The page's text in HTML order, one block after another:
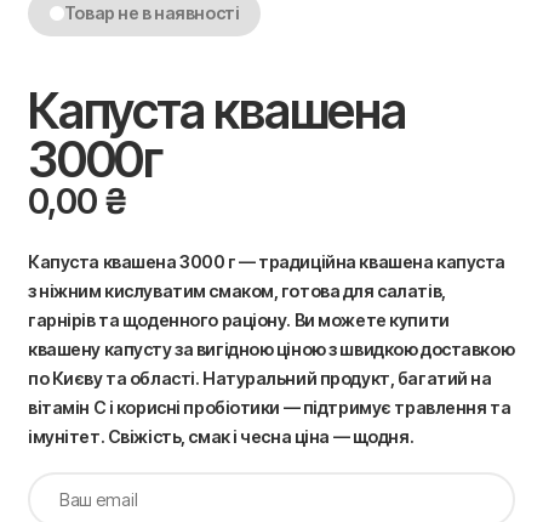
Товар не в наявності
Капуста квашена
3000г
0,00 ₴
Капуста квашена 3000 г — традиційна квашена капуста
з ніжним кислуватим смаком, готова для салатів,
гарнірів та щоденного раціону. Ви можете купити
квашену капусту за вигідною ціною з швидкою доставкою
по Києву та області. Натуральний продукт, багатий на
вітамін C і корисні пробіотики — підтримує травлення та
імунітет. Свіжість, смак і чесна ціна — щодня.